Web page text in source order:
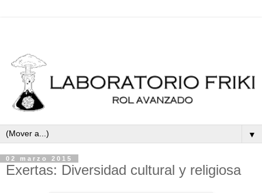
▼
02 marzo 2015
Exertas: Diversidad cultural y religiosa